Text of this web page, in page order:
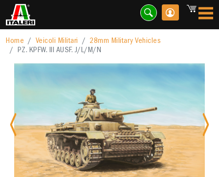
Home Veicoli Militari
28mm Military Vehicles
PZ. KPFW. III AUSF. J/L/M/N
Previous